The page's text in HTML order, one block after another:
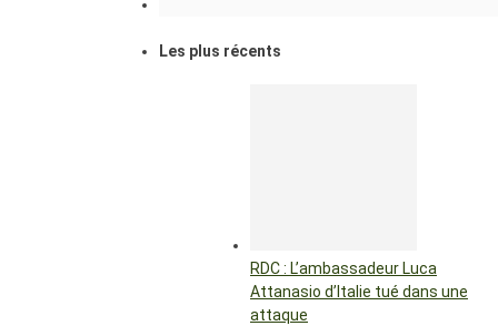
Les plus récents
RDC : L’ambassadeur Luca
Attanasio d’Italie tué dans une
attaque